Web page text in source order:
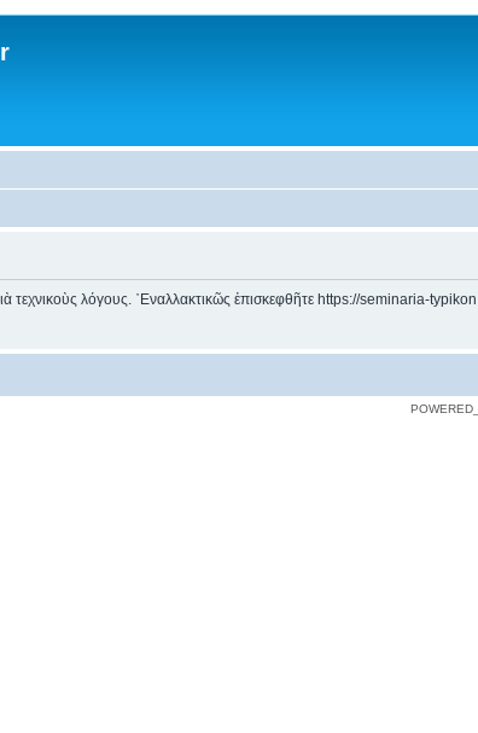
τεχνικοὺς λόγους. ᾿Εναλλακτικῶς ἐπισκεφθῆτε https://